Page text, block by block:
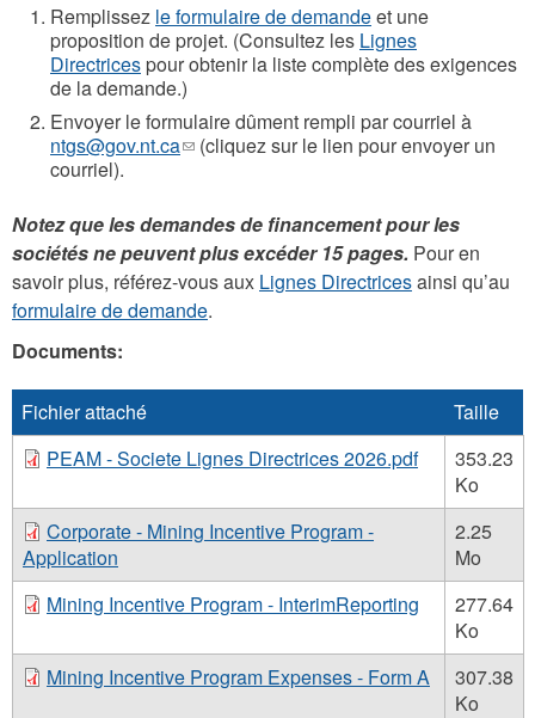
Remplissez le formulaire de demandeet une
proposition de projet. (Consultez les Lignes
Directricespour obtenir la liste complète des exigences
de la demande.)
Envoyer le formulaire dûment rempli par courriel à
ntgs@gov.nt.ca(link
mail)
(cliquez sur le lien pour envoyer un
courriel).
Notez que les demandes de financement pour les
sociétés ne peuvent plus excéder 15 pages. Pour en
savoir plus, référez-vous aux Lignes Directricesainsi qu’au
formulaire de demande.
Documents:
Fichier attaché
Taille
PEAM - Societe Lignes Directrices 2026.pdf
353.23
Ko
Corporate - Mining Incentive Program -
Application
2.25
Mo
Mining Incentive Program - InterimReporting
277.64
Ko
Mining Incentive Program Expenses - Form A
307.38
Ko